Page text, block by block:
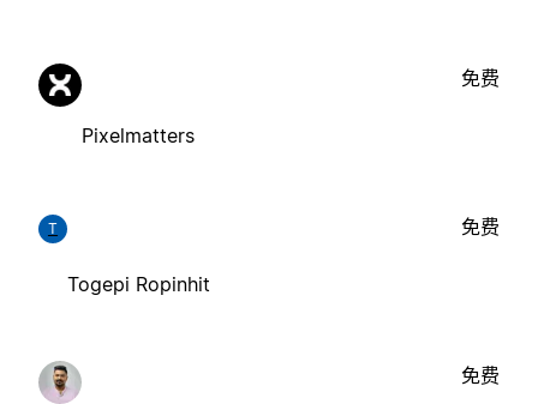
Pixelmatters
免费
T
Togepi Ropinhit
免费
免费